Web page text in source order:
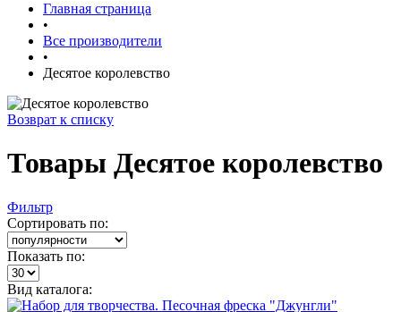
Главная страница
•
Все производители
•
Десятое королевство
Возврат к списку
Товары Десятое королевство
Фильтр
Сортировать по:
Показать по:
Вид каталога: